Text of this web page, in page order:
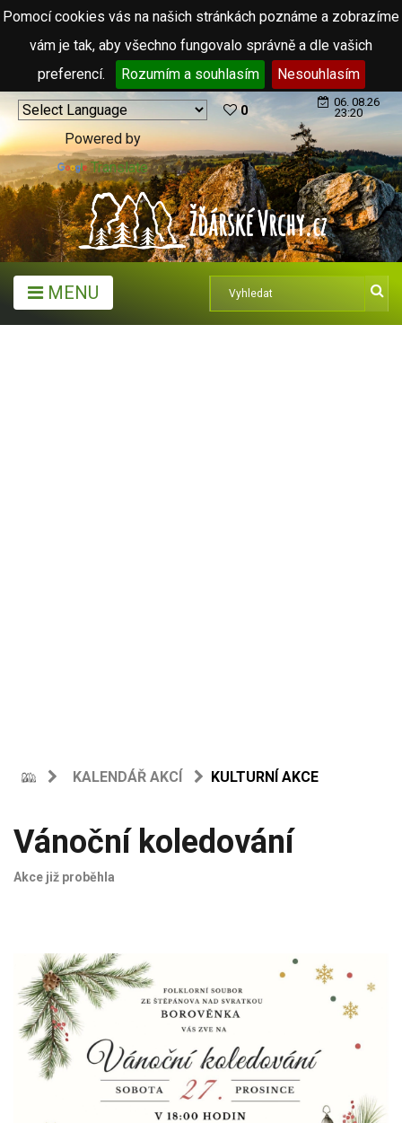
Pomocí cookies vás na našich stránkách poznáme a zobrazíme
vám je tak, aby všechno fungovalo správně a dle vašich
preferencí.
Rozumím a souhlasím Nesouhlasím
Powered by
Translate
0
06. 08.26
23:20
MENU
KALENDÁŘ AKCÍ KULTURNÍ AKCE
Vánoční koledování
Akce již proběhla